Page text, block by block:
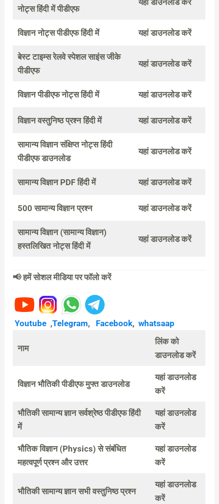
नोट्स हिंदी में पीडीएफ
यहां डाउनलोड करें
विज्ञान नोट्स पीडीएफ हिंदी में यहां डाउनलोड करें
बेस्ट टाइम्स रेलवे स्पेशल साइंस जीके
पीडीएफ
यहां डाउनलोड करें
विज्ञान पीडीएफ नोट्स हिंदी में यहां डाउनलोड करें
विज्ञान वस्तुनिष्ठ प्रश्न हिंदी में यहां डाउनलोड करें
सामान्य विज्ञान संक्षिप्त नोट्स हिंदी
पीडीएफ डाउनलोड
यहां डाउनलोड करें
सामान्य विज्ञान PDF हिंदी में यहां डाउनलोड करें
500 सामान्य विज्ञान प्रश्न यहां डाउनलोड करें
सामान्य विज्ञान (सामान्य विज्ञान)
हस्तलिखित नोट्स हिंदी में
यहां डाउनलोड करें
📢 हमें सोशल मीडिया पर फॉलो करें
Youtube ,Telegram, Facebook,whatsaap
नाम
लिंक को
डाउनलोड करें
विज्ञान भौतिकी पीडीएफ मुफ्त डाउनलोड
यहां डाउनलोड
करें
भौतिकी सामान्य ज्ञान सर्वश्रेष्ठ पीडीएफ हिंदी
में
यहां डाउनलोड
करें
भौतिक विज्ञान (Physics) से संबंधित
महत्वपूर्ण प्रश्न और उत्तर
यहां डाउनलोड
करें
भौतिकी सामान्य ज्ञान सभी वस्तुनिष्ठ प्रश्न
यहां डाउनलोड
करें